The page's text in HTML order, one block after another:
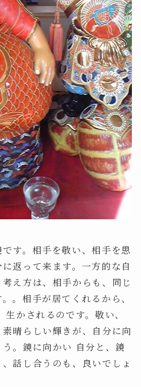
す。相手を敬い、相手を思
返って来ます。一方的な自
え方は、相手からも、同じ
。相手が居てくれるから、
かされるのです。敬い、
晴らしい輝きが、自分に向
。鏡に向かい 自分と、鏡
話し合うのも、良いでしょ